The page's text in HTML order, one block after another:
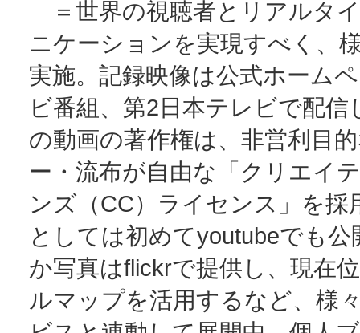
＝世界の視聴者とリアルタ
ニケーションを実現すべく、
実施。記録映像は公式ホーム
ビ番組、第2日本テレビで配信
の動画の著作権は、非営利目
ー・流布が自由な「クリエイ
ンズ（CC）ライセンス」を採
としては初めてyoutubeでも公
か写真はflickrで提供し、現在
ルマップを活用するなど、様